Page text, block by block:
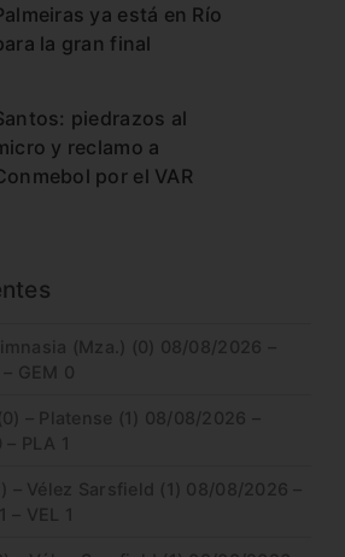
ya está en Río
la gran final
piedrazos al
y reclamo a
por el VAR
(Mza.) (0) 08/08/2026 –
GEM 0
– Platense (1) 08/08/2026 –
PLA 1
– Vélez Sarsfield (1) 08/08/2026 –
– VEL 1